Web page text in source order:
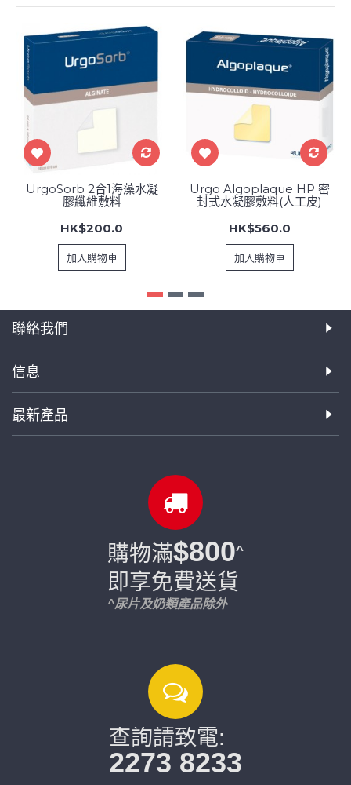
UrgoSorb 2合1海藻水凝
膠纖維敷料
HK$200.0
加入購物車
Urgo Algoplaque HP 密
封式水凝膠敷料(人工皮)
HK$560.0
加入購物車
聯絡我們
信息
最新產品
購物滿$800^
即享免費送貨
^尿片及奶類產品除外
查詢請致電:
2273 8233